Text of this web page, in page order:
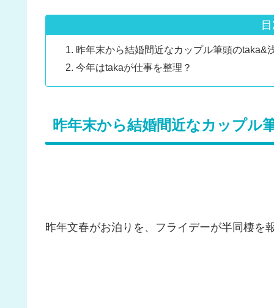
昨年末から結婚間近なカップル筆頭のtaka&
今年はtakaが仕事を整理？
昨年末から結婚間近なカップル
昨年文春がお泊りを、フライデーが半同棲を